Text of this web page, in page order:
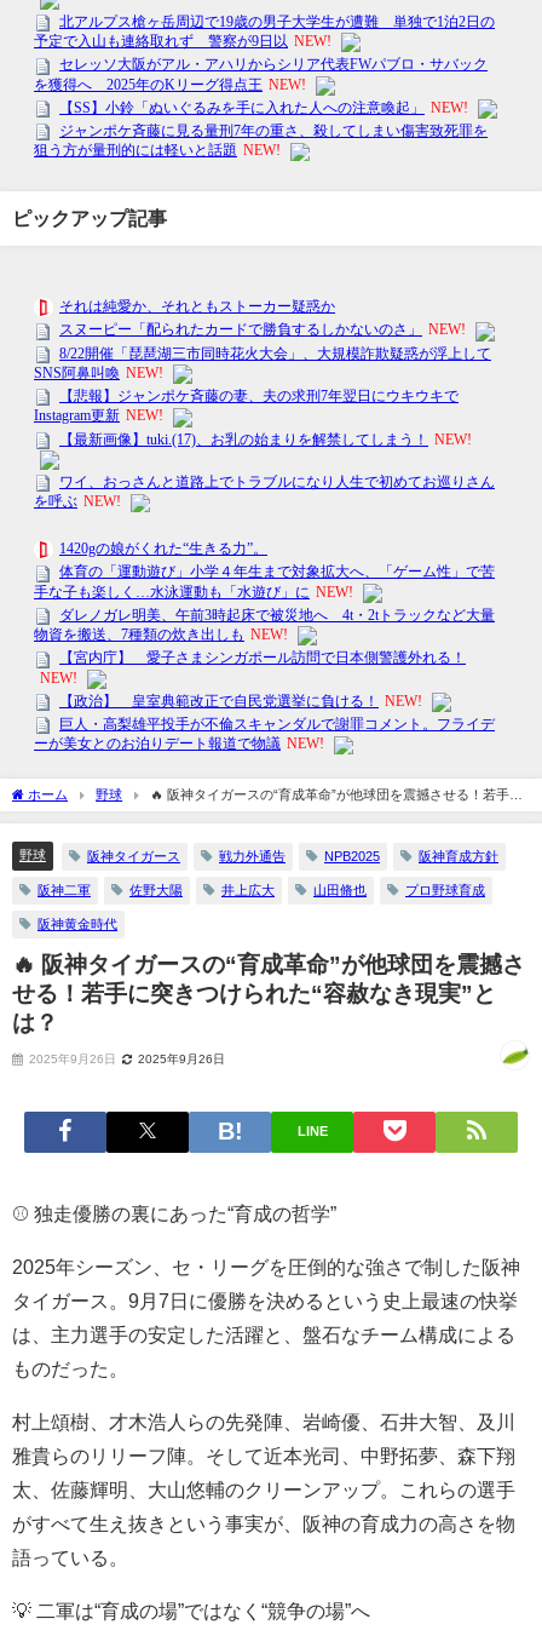
ピックアップ記事
ホーム 野球
🔥 阪神タイガースの“育成革命”が他球団を震撼させる！若手に
突きつけられた“容赦なき現実”とは？
野球 阪神タイガース 戦力外通告 NPB2025 阪神育成方針
阪神二軍 佐野大陽 井上広大 山田脩也 プロ野球育成
阪神黄金時代
🔥 阪神タイガースの“育成革命”が他球団を震撼さ
せる！若手に突きつけられた“容赦なき現実”と
は？
2025年9月26日 2025年9月26日
LINE
⚾ 独走優勝の裏にあった“育成の哲学”
2025年シーズン、セ・リーグを圧倒的な強さで制した阪神
タイガース。9月7日に優勝を決めるという史上最速の快挙
は、主力選手の安定した活躍と、盤石なチーム構成による
ものだった。
村上頌樹、才木浩人らの先発陣、岩崎優、石井大智、及川
雅貴らのリリーフ陣。そして近本光司、中野拓夢、森下翔
太、佐藤輝明、大山悠輔のクリーンアップ。これらの選手
がすべて生え抜きという事実が、阪神の育成力の高さを物
語っている。
💡 二軍は“育成の場”ではなく“競争の場”へ